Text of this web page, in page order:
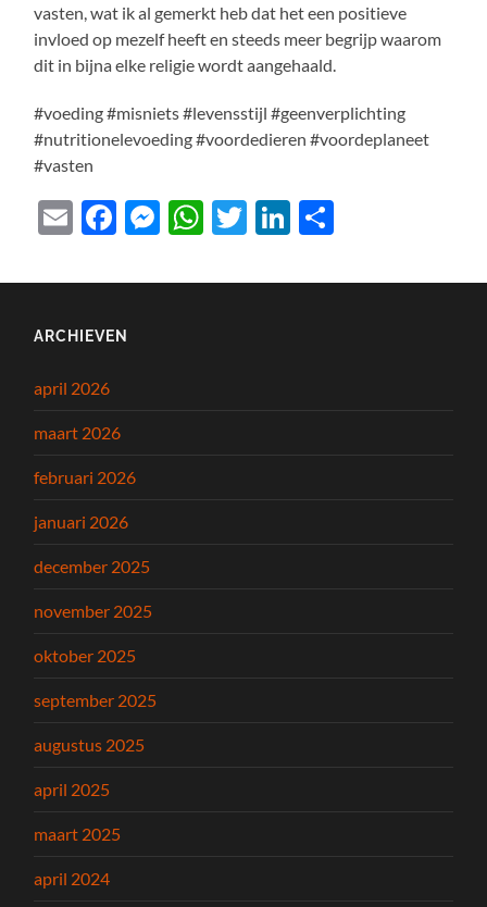
vasten, wat ik al gemerkt heb dat het een positieve
invloed op mezelf heeft en steeds meer begrijp waarom
dit in bijna elke religie wordt aangehaald.
#voeding #misniets #levensstijl #geenverplichting
#nutritionelevoeding #voordedieren #voordeplaneet
#vasten
EmailFacebook
Messenger
WhatsApp
TwitterLinkedIn
ARCHIEVEN
april 2026
maart 2026
februari 2026
januari 2026
december 2025
november 2025
oktober 2025
september 2025
augustus 2025
april 2025
maart 2025
april 2024